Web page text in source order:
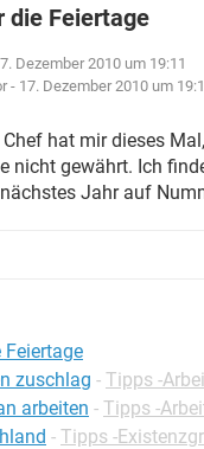
die Feiertage
Dezember 2010 um 19:11
- 17. Dezember 2010 um
hat mir dieses
nicht gewährt. Ich
Jahr auf
Feiertage
zuschlag - Tipps -
arbeiten - Tipps -
- Tipps -